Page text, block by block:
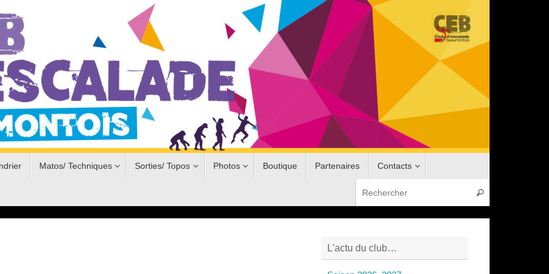
Matos/ Techniques Sorties/ Topos Photos Boutique Partenaires Contacts
Rechercher
L'actu du club…